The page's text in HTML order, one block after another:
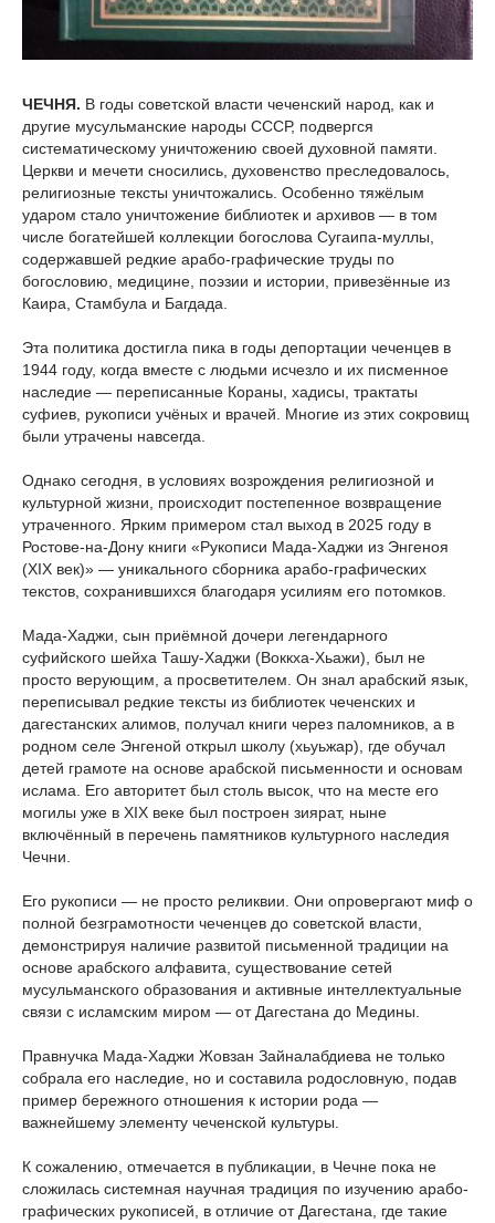
ЧЕЧНЯ. В годы советской власти чеченский народ, как и
другие мусульманские народы СССР, подвергся
систематическому уничтожению своей духовной памяти.
Церкви и мечети сносились, духовенство преследовалось,
религиозные тексты уничтожались. Особенно тяжёлым
ударом стало уничтожение библиотек и архивов — в том
числе богатейшей коллекции богослова Сугаипа-муллы,
содержавшей редкие арабо-графические труды по
богословию, медицине, поэзии и истории, привезённые из
Каира, Стамбула и Багдада.
Эта политика достигла пика в годы депортации чеченцев в
1944 году, когда вместе с людьми исчезло и их писменное
наследие — переписанные Кораны, хадисы, трактаты
суфиев, рукописи учёных и врачей. Многие из этих сокровищ
были утрачены навсегда.
Однако сегодня, в условиях возрождения религиозной и
культурной жизни, происходит постепенное возвращение
утраченного. Ярким примером стал выход в 2025 году в
Ростове-на-Дону книги «Рукописи Мада-Хаджи из Энгеноя
(XIX век)» — уникального сборника арабо-графических
текстов, сохранившихся благодаря усилиям его потомков.
Мада-Хаджи, сын приёмной дочери легендарного
суфийского шейха Ташу-Хаджи (Воккха-Хьажи), был не
просто верующим, а просветителем. Он знал арабский язык,
переписывал редкие тексты из библиотек чеченских и
дагестанских алимов, получал книги через паломников, а в
родном селе Энгеной открыл школу (хьуьжар), где обучал
детей грамоте на основе арабской письменности и основам
ислама. Его авторитет был столь высок, что на месте его
могилы уже в XIX веке был построен зиярат, ныне
включённый в перечень памятников культурного наследия
Чечни.
Его рукописи — не просто реликвии. Они опровергают миф о
полной безграмотности чеченцев до советской власти,
демонстрируя наличие развитой письменной традиции на
основе арабского алфавита, существование сетей
мусульманского образования и активные интеллектуальные
связи с исламским миром — от Дагестана до Медины.
Правнучка Мада-Хаджи Жовзан Зайналабдиева не только
собрала его наследие, но и составила родословную, подав
пример бережного отношения к истории рода —
важнейшему элементу чеченской культуры.
К сожалению, отмечается в публикации, в Чечне пока не
сложилась системная научная традиция по изучению арабо-
графических рукописей, в отличие от Дагестана, где такие